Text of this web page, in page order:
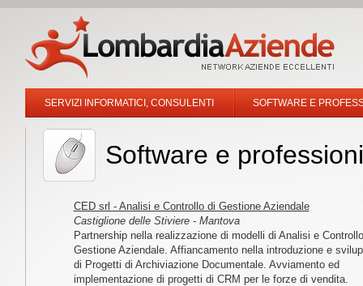
SERVIZI INFORMATICI, CONSULENTI SOFTWARE E
Software e
CED srl - Analisi e Controllo di Gestione Aziendale
Castiglione delle Stiviere - Mantova
Partnership nella realizzazione di modelli di Analisi e
Gestione Aziendale. Affiancamento nella introduzione e
di Progetti di Archiviazione Documentale. Avviamento ed
implementazione di progetti di CRM per le forze di vendita.